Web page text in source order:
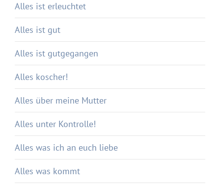
Alles ist erleuchtet
Alles ist gut
Alles ist gutgegangen
Alles koscher!
Alles über meine Mutter
Alles unter Kontrolle!
Alles was ich an euch liebe
Alles was kommt